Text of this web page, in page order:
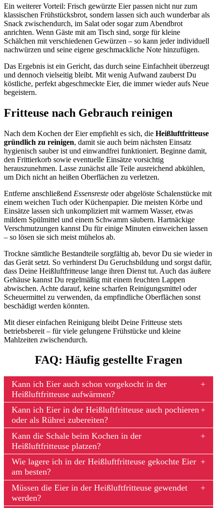
Ein weiterer Vorteil: Frisch gewürzte Eier passen nicht nur zum
klassischen Frühstücksbrot, sondern lassen sich auch wunderbar als
Snack zwischendurch, im Salat oder sogar zum Abendbrot
anrichten. Wenn Gäste mit am Tisch sind, sorge für kleine
Schälchen mit verschiedenen Gewürzen – so kann jeder individuell
nachwürzen und seine eigene geschmackliche Note hinzufügen.
Das Ergebnis ist ein Gericht, das durch seine Einfachheit überzeugt
und dennoch vielseitig bleibt. Mit wenig Aufwand zauberst Du
köstliche, perfekt abgeschmeckte Eier, die immer wieder aufs Neue
begeistern.
Fritteuse nach Gebrauch reinigen
Nach dem Kochen der Eier empfiehlt es sich, die Heißluftfritteuse
gründlich zu reinigen, damit sie auch beim nächsten Einsatz
hygienisch sauber ist und einwandfrei funktioniert. Beginne damit,
den Frittierkorb sowie eventuelle Einsätze vorsichtig
herauszunehmen. Lasse zunächst alle Teile ausreichend abkühlen,
um Dich nicht an heißen Oberflächen zu verletzen.
Entferne anschließend Essensreste oder abgelöste Schalenstücke mit
einem weichen Tuch oder Küchenpapier. Die meisten Körbe und
Einsätze lassen sich unkompliziert mit warmem Wasser, etwas
mildem Spülmittel und einem Schwamm säubern. Hartnäckige
Verschmutzungen kannst Du für einige Minuten einweichen lassen
– so lösen sie sich meist mühelos ab.
Trockne sämtliche Bestandteile sorgfältig ab, bevor Du sie wieder in
das Gerät setzt. So verhinderst Du Geruchsbildung und sorgst dafür,
dass Deine Heißluftfritteuse lange ihren Dienst tut. Auch das äußere
Gehäuse kannst Du regelmäßig mit einem feuchten Lappen
abwischen. Achte darauf, keine scharfen Reinigungsmittel oder
Scheuermittel zu verwenden, da empfindliche Oberflächen sonst
beschädigt werden könnten.
Mit dieser einfachen Reinigung bleibt Deine Fritteuse stets
betriebsbereit – für viele gelungene Frühstücke und kleine
Mahlzeiten zwischendurch.
FAQ: Häufig gestellte Fragen
Kann ich Eier auch schon vorgekocht in der
Heißluftfritteuse aufwärmen?
Kann ich Eier in der Heißluftfritteuse auch pochieren
oder als Rührei zubereiten?
Kann die Schale beim Kochen in der
Heißluftfritteuse platzen?
Wie lagere ich in der Heißluftfritteuse gekochte Eier
am besten?
Müssen die Eier in der Heißluftfritteuse gewendet
werden?